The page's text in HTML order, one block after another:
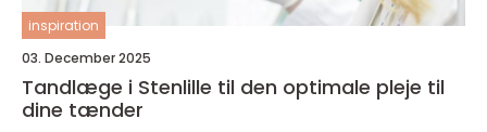
inspiration
03. December 2025
Tandlæge i Stenlille til den optimale pleje til
dine tænder